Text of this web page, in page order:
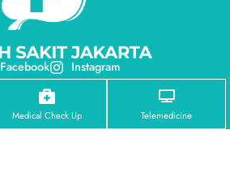
Facebook Instagram
Medical Check Up Telemedicine